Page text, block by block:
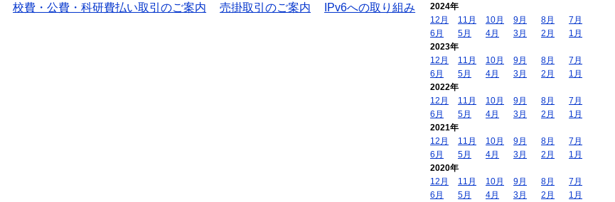
校費・公費・科研費払い取引のご案内 売掛取引のご案内
IPv6への取り組み
2024年
12月
11月 10月 9月 8月
7月
6月
5月 4月 3月 2月
1月
2023年
12月
11月 10月 9月 8月
7月
6月
5月 4月 3月 2月
1月
2022年
12月
11月 10月 9月 8月
7月
6月
5月 4月 3月 2月
1月
2021年
12月
11月 10月 9月 8月
7月
6月
5月 4月 3月 2月
1月
2020年
12月
11月 10月 9月 8月
7月
6月
5月 4月 3月 2月
1月